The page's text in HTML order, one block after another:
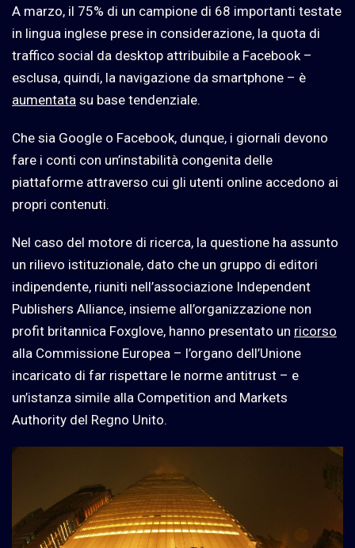
A marzo, il 75% di un campione di 68 importanti testate
in lingua inglese prese in considerazione, la quota di
traffico social da desktop attribuibile a Facebook –
esclusa, quindi, la navigazione da smartphone – è
aumentata su base tendenziale.
Che sia Google o Facebook, dunque, i giornali devono
fare i conti con un’instabilità congenita delle
piattaforme attraverso cui gli utenti online accedono ai
propri contenuti.
Nel caso del motore di ricerca, la questione ha assunto
un rilievo istituzionale, dato che un gruppo di editori
indipendente, riuniti nell’associazione Independent
Publishers Alliance, insieme all’organizzazione non
profit britannica Foxglove, hanno presentato un ricorso
alla Commissione Europea – l’organo dell’Unione
incaricato di far rispettare le norme antitrust – e
un’istanza simile alla Competition and Markets
Authority del Regno Unito.